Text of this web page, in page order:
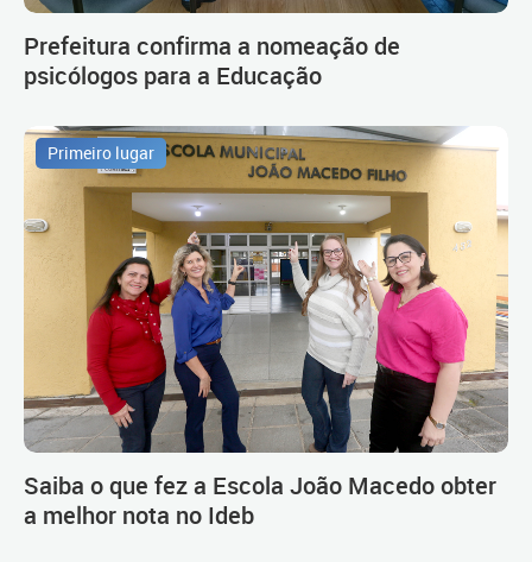
Prefeitura confirma a nomeação de
psicólogos para a Educação
Primeiro lugar
Saiba o que fez a Escola João Macedo obter
a melhor nota no Ideb